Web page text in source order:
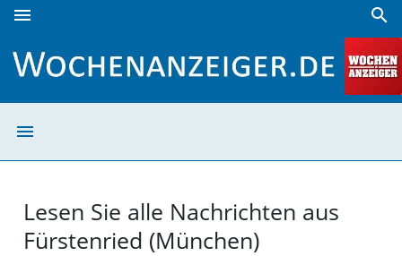
menu search
menu
Lesen Sie alle Nachrichten aus
Fürstenried (München)